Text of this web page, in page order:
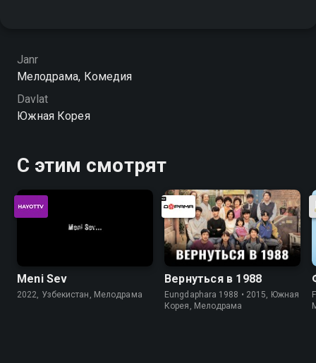
Janr
Мелодрама, Комедия
Davlat
Южная Корея
С этим смотрят
Meni Sev
2022, Узбекистан, Мелодрама
Вернуться в 1988
Eungdaphara 1988 • 2015, Южная
Корея, Мелодрама